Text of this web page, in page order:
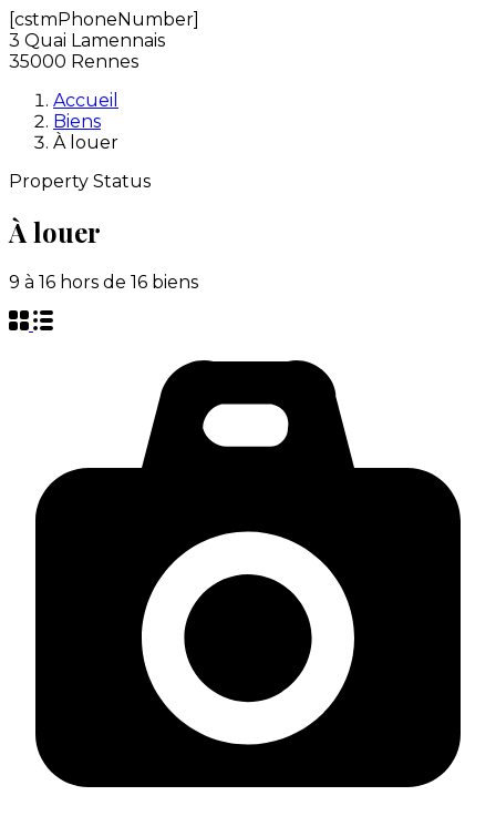
[cstmPhoneNumber]
3 Quai Lamennais
35000 Rennes
Accueil
Biens
À louer
Property Status
À louer
9 à 16 hors de 16 biens